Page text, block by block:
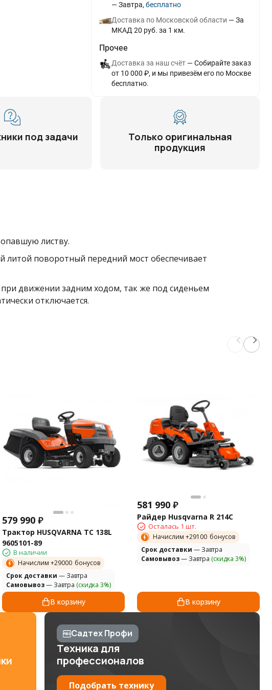
Завтра
Бесплатно
Доставка по Московской области
За
МКАД 20 руб. за 1 км.
Прочее
Доставка за наш счёт
Собирайте заказ
от 10 000 ₽, и мы привезём его по Москве
бесплатно.
под задачи
Только оригинальная
продукция
листву.
литой поворотный передний мост обеспечивает
движении задним ходом, так же под сиденьем
отключается.
579 990 ₽
Трактор HUSQVARNA TC 138L
9605101-89
В наличии
Начислим +29000 бонусов
Cрок доставки — Завтра
Самовывоз— Завтра (скидка 3%)
В корзину
581 990 ₽
Райдер Husqvarna R 214C
Осталась 1 шт.
Начислим +29100 бонусов
Cрок доставки — Завтра
Самовывоз— Завтра (скидка 3%)
В корзину
Садтех Профи
Техника для
профессионалов
Подобрать технику